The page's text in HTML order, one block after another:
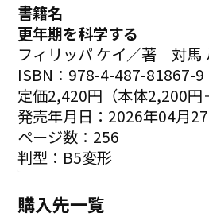
書籍名
更年期を科学する
フィリッパ ケイ／著 対馬
ISBN：978-4-487-81867-9
定価2,420円（本体2,200円
発売年月日：2026年04月
ページ数：256
判型：B5変形
購入先一覧